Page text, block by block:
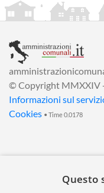
© Copyright MMXXIV
Informazioni sul
Cookies • Time 0.0178
Questo